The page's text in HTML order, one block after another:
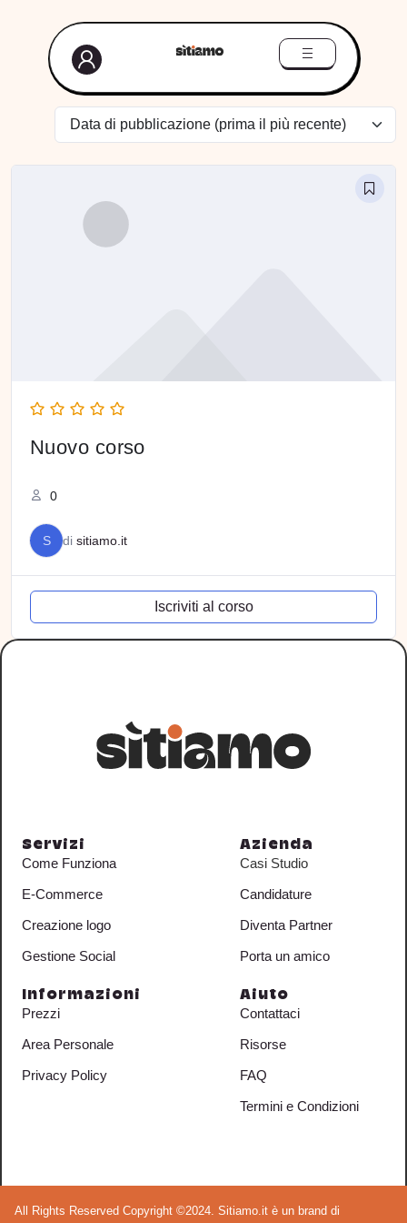
Nuovo corso
0
S di sitiamo.it
Iscriviti al corso
Servizi
Come Funziona
E-Commerce
Creazione logo
Gestione Social
Azienda
Casi Studio
Candidature
Diventa Partner
Porta un amico
Informazioni
Prezzi
Area Personale
Privacy Policy
Aiuto
Contattaci
Risorse
FAQ
Termini e Condizioni
All Rights Reserved Copyright ©2024. Sitiamo.it è un brand di